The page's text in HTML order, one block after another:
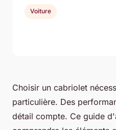
Choisir un cabriolet
particulière. Des
détail compte. Ce guide
Voiture